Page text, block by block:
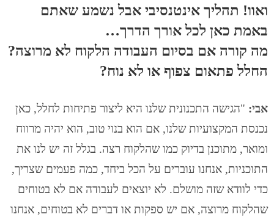
ואוו! תהליך אינטנסיבי אבל נשמע שאתם
באמת כאן לכל אורך הדרך…
מה קורה אם בסיום העבודה הלקוח לא מרוצה?
החלל פתאום צפוף או לא נוח?
אבי: "הגישה התכנונית שלנו היא ליצור פתיחות לחלל, כאן
נכנסת המקצועיות שלנו, אם הוא בנוי טוב, הוא יהיה מרווח
ומואר, מתוכנן בדיוק כמו שהלקוח רצה. בגלל זה יש לנו את
התוכניות, אנחנו עוברים על הכל ביחד, כמה פעמים שצריך,
כדי לוודא שזה מושלם. לא יוצאים לעבודה אם לא בטוחים
שהלקוח מרוצה, אם יש ספקות או דברים לא בטוחים, אנחנו